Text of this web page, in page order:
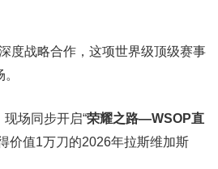
度战略合作，这项世界级顶级赛事
场同步开启“荣耀之路—WSOP直
价值1万刀的2026年拉斯维加斯